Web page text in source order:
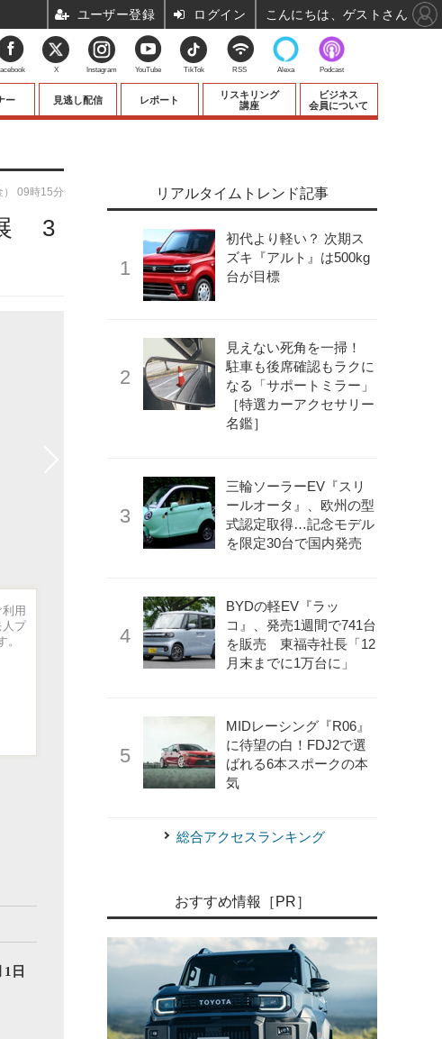
ー 見逃し配信 レポート
リスキリング
講座
ビジネス
会員について
展 3
09時15分
用
人プ
。
日
リアルタイムトレンド記事
初代より軽い？ 次期ス
ズキ『アルト』は500kg
台が目標
見えない死角を一掃！
駐車も後席確認もラクに
なる「サポートミラー」
［特選カーアクセサリー
名鑑］
三輪ソーラーEV『スリ
ールオータ』、欧州の型
式認定取得…記念モデル
を限定30台で国内発売
BYDの軽EV『ラッ
コ』、発売1週間で741台
を販売 東福寺社長「12
月末までに1万台に」
MIDレーシング『R06』
に待望の白！FDJ2で選
ばれる6本スポークの本
気
総合アクセスランキング
おすすめ情報［PR］
X Instagram YouTube TikTok RSS Alexa Podcast
ユーザー登録 ログイン こんにちは、ゲストさん